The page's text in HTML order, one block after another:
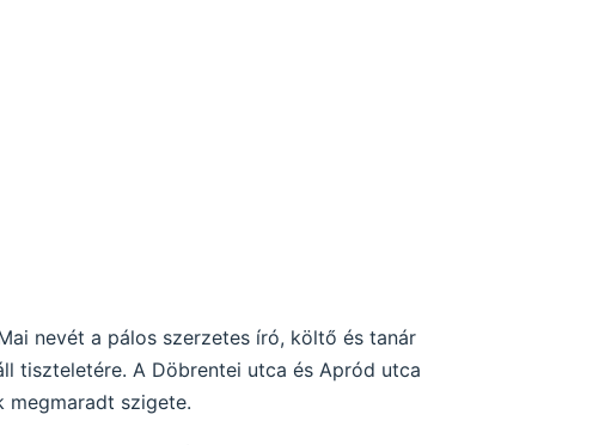
nevét a pálos szerzetes író, költő és tanár
tiszteletére. A Döbrentei utca és Apród utca
megmaradt szigete.